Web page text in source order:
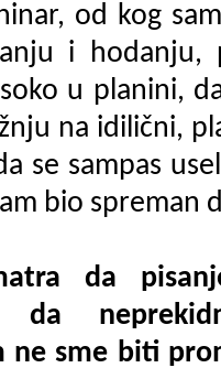
od kog
i hodanju,
u planini,
na idilični,
se sampas
bio spreman
da
da
ne sme biti